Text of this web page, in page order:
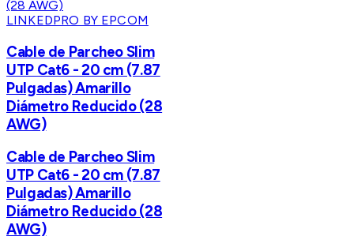
LINKEDPRO BY EPCOM
Cable de Parcheo Slim
UTP Cat6 - 20 cm (7.87
Pulgadas) Amarillo
Diámetro Reducido (28
AWG)
Cable de Parcheo Slim
UTP Cat6 - 20 cm (7.87
Pulgadas) Amarillo
Diámetro Reducido (28
AWG)